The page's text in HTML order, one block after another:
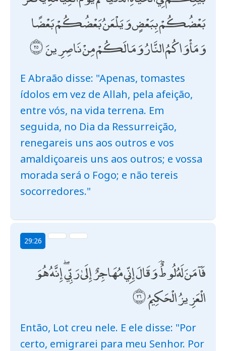
بَعْضُكُمْ بِبَعْضٍ وَيَلْعَنُ بَعْضُكُمْ بَعْضًا
وَمَأْوَاكُمُ النَّارُ وَمَا لَكُمْ مِنْ نَاصِرِينَ
E Abraão disse: "Apenas, tomastes
ídolos em vez de Allah, pela afeição,
entre vós, na vida terrena. Em
seguida, no Dia da Ressurreição,
renegareis uns aos outros e vos
amaldiçoareis uns aos outros; e vossa
morada será o Fogo; e não tereis
socorredores."
29:26
فَآمَنَ لَهُ لُوطٌ ۘ وَقَالَ إِنِّي مُهَاجِرٌ إِلَىٰ رَبِّي ۖ إِنَّهُ هُوَ
الْعَزِيزُ الْحَكِيمُ
Então, Lot creu nele. E ele disse: "Por
certo, emigrarei para meu Senhor. Por